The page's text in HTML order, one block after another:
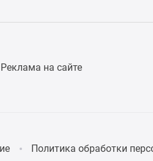
Реклама на сайте
Политика обработки